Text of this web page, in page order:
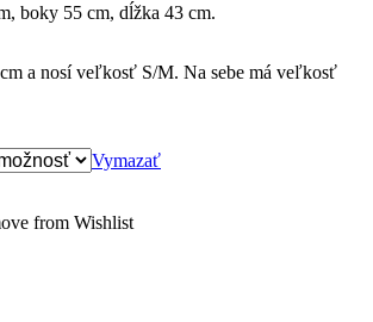
boky 55 cm, dĺžka 43 cm.
a nosí veľkosť S/M. Na sebe má veľkosť
Vymazať
from Wishlist